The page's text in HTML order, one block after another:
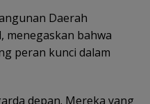
Daerah
menegaskan bahwa
peran kunci dalam
depan. Mereka yang